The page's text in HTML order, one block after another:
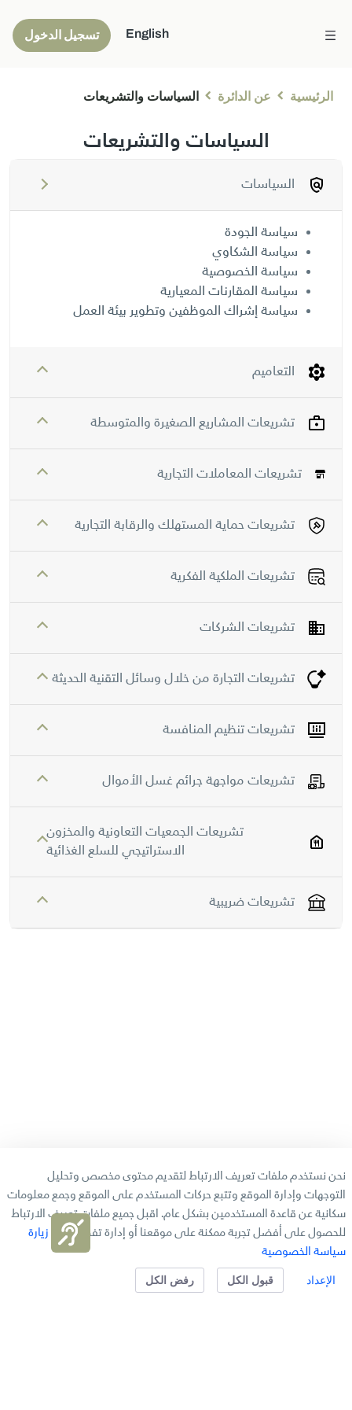
English تسجيل الدخول
الرئيسية عن الدائرة السياسات والتشريعات
السياسات والتشريعات
السياسات
سياسة الجودة
سياسة الشكاوي
سياسة الخصوصية
سياسة المقارنات المعيارية
سياسة إشراك الموظفين وتطوير بيئة العمل
التعاميم
تشريعات المشاريع الصغيرة والمتوسطة
تشريعات المعاملات التجارية
تشريعات حماية المستهلك والرقابة التجارية
تشريعات الملكية الفكرية
تشريعات الشركات
تشريعات التجارة من خلال وسائل التقنية الحديثة
تشريعات تنظيم المنافسة
تشريعات مواجهة جرائم غسل الأموال
تشريعات الجمعيات التعاونية والمخزون
الاستراتيجي للسلع الغذائية
تشريعات ضريبية
خريطة الموقع
الهيكل التنظيمي
بريد الموظفين
الأسئلة الشائعة
الاستراتيجية المؤسسية
ميثاق خدمة المتعاملين
شهادات وجوائز
دائرة الموارد البشرية
نحن نستخدم ملفات تعريف الارتباط لتقديم محتوى مخصص وتحليل
التوجهات وإدارة الموقع وتتبع حركات المستخدم على الموقع وجمع معلومات
سكانية عن قاعدة المستخدمين بشكل عام. اقبل جميع ملفات تعريف الارتباط
للحصول على أفضل تجربة ممكنة على موقعنا أو إدارة تفضيلاتك. زيارة
سياسة الخصوصية
الإعداد قبول الكل رفض الكل